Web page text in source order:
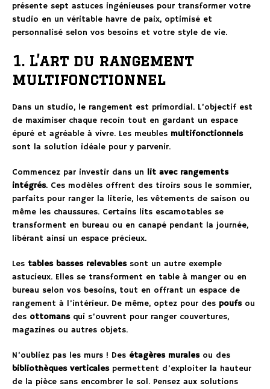
présente sept astuces ingénieuses pour transformer votre
studio en un véritable havre de paix, optimisé et
personnalisé selon vos besoins et votre style de vie.
1. L’art du rangement
multifonctionnel
Dans un studio, le rangement est primordial. L’objectif est
de maximiser chaque recoin tout en gardant un espace
épuré et agréable à vivre. Les meubles multifonctionnels
sont la solution idéale pour y parvenir.
Commencez par investir dans un lit avec rangements
intégrés. Ces modèles offrent des tiroirs sous le sommier,
parfaits pour ranger la literie, les vêtements de saison ou
même les chaussures. Certains lits escamotables se
transforment en bureau ou en canapé pendant la journée,
libérant ainsi un espace précieux.
Les tables basses relevablessont un autre exemple
astucieux. Elles se transforment en table à manger ou en
bureau selon vos besoins, tout en offrant un espace de
rangement à l’intérieur. De même, optez pour des poufsou
des ottomansqui s’ouvrent pour ranger couvertures,
magazines ou autres objets.
N’oubliez pas les murs ! Des étagères muralesou des
bibliothèques verticalespermettent d’exploiter la hauteur
de la pièce sans encombrer le sol. Pensez aux solutions